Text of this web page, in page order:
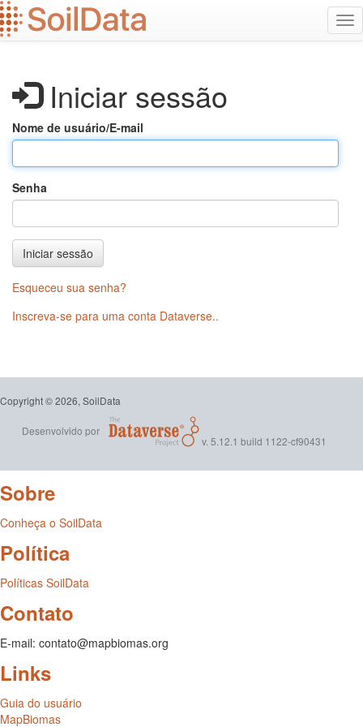
Ir
para
o
Iniciar sessão
Nome de usuário/E-mail
Senha
Iniciar sessão
Esqueceu sua senha?
Inscreva-se para uma conta Dataverse..
Copyright © 2026, SoilData
Desenvolvido por
v. 5.12.1 build 1122-cf90431
Sobre
Conheça o SoilData
Política
Políticas SoilData
Contato
E-mail: contato@mapbiomas.org
Links
Guia do usuário
MapBiomas